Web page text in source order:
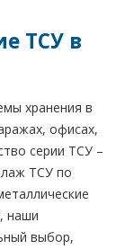
ТСУ в
хранения в
офисах,
серии ТСУ –
ТСУ по
наши
выбор,